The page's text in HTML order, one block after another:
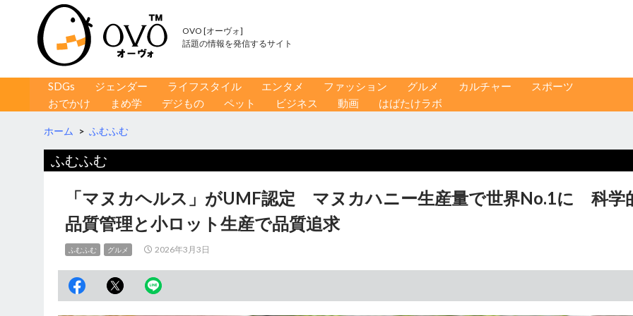
OVO [オーヴォ]
話題の情報を発信するサイト
コンテンツへ移動
SDGs ジェンダー ライフスタイル エンタメ ファッション グルメ カルチャー
スポーツ
おでかけ
まめ学 デジもの ペット ビジネス 動画 はばたけラボ
ホーム > ふむふむ
ふむふむ
「マヌカヘルス」がUMF認定 マヌカハニー生産量で世界No.1に 科学
品質管理と小ロット生産で品質追求
ふむふむ グルメ 2026年3月3日